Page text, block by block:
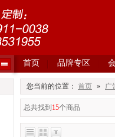
首页 品牌专区
您当前的位置： 首页 » 广
总共找到 15个商品